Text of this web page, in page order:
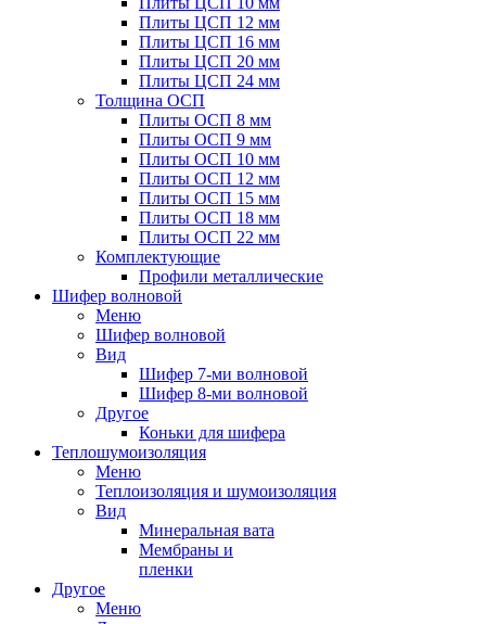
Плиты ЦСП 12 мм
Плиты ЦСП 16 мм
Плиты ЦСП 20 мм
Плиты ЦСП 24 мм
Толщина ОСП
Плиты ОСП 8 мм
Плиты ОСП 9 мм
Плиты ОСП 10 мм
Плиты ОСП 12 мм
Плиты ОСП 15 мм
Плиты ОСП 18 мм
Плиты ОСП 22 мм
Комплектующие
Профили металлические
Шифер волновой
Меню
Шифер волновой
Вид
Шифер 7-ми волновой
Шифер 8-ми волновой
Другое
Коньки для шифера
Теплошумоизоляция
Меню
Теплоизоляция и шумоизоляция
Вид
Минеральная вата
Мембраны и
пленки
Другое
Меню